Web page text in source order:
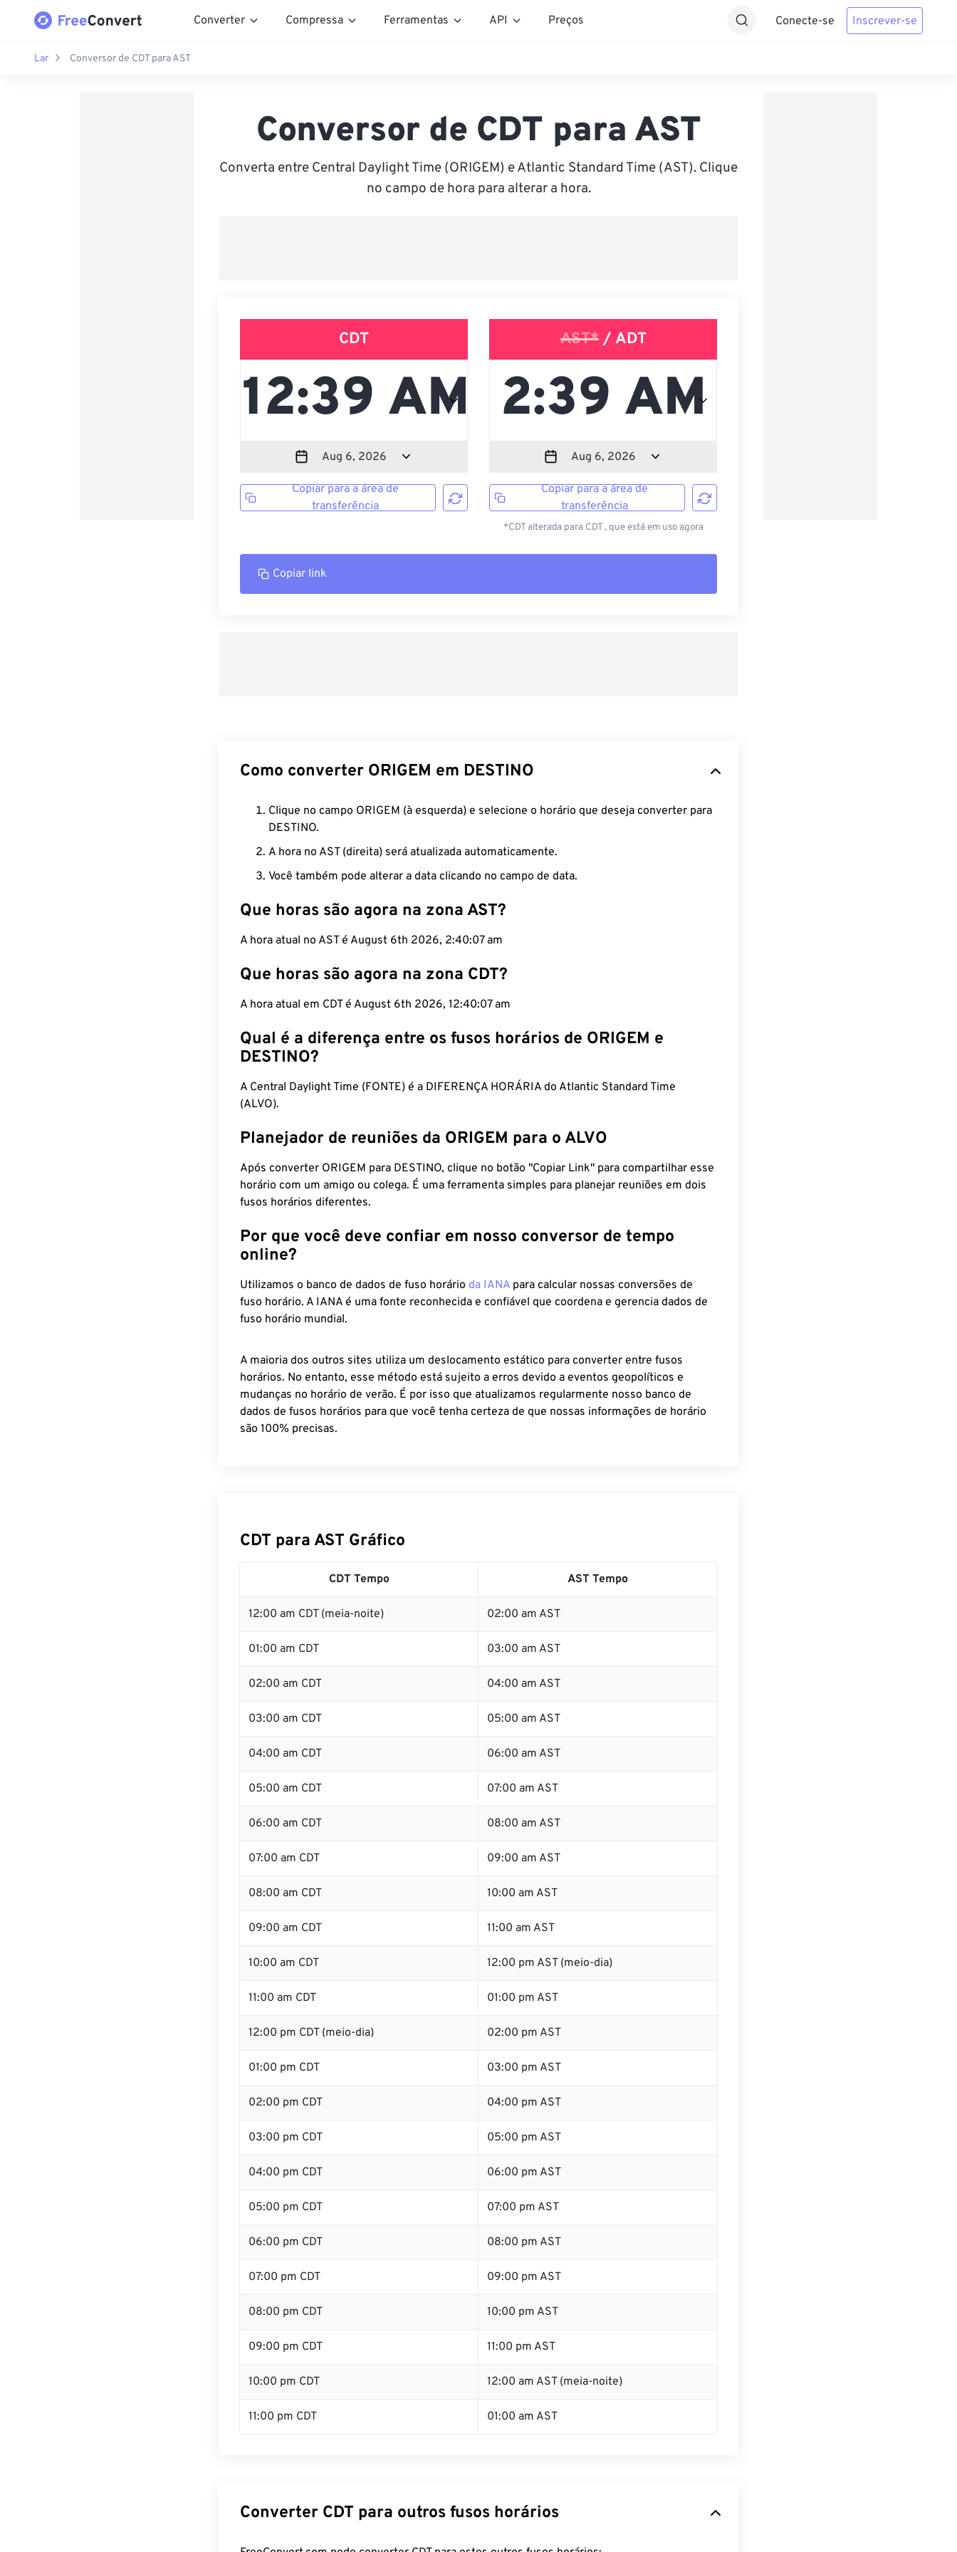
Converter Compressa Ferramentas API Preços Conecte-se Inscrever-se
Lar Conversor de CDT para AST
Conversor de CDT para AST
Converta entre Central Daylight Time (ORIGEM) e Atlantic Standard Time (AST). Clique
no campo de hora para alterar a hora.
CDT
Copiar para a área de
transferência
AST*/ ADT
Copiar para a área de
transferência
*CDT alterada para CDT , que está em uso agora
Copiar link
Como converter ORIGEM em DESTINO
Clique no campo ORIGEM (à esquerda) e selecione o horário que deseja converter para
DESTINO.
A hora no AST (direita) será atualizada automaticamente.
Você também pode alterar a data clicando no campo de data.
Que horas são agora na zona AST?
A hora atual no AST é August 6th 2026, 2:40:08 am
Que horas são agora na zona CDT?
A hora atual em CDT é August 6th 2026, 12:40:08 am
Qual é a diferença entre os fusos horários de ORIGEM e
DESTINO?
A Central Daylight Time (FONTE) é a DIFERENÇA HORÁRIA do Atlantic Standard Time
(ALVO).
Planejador de reuniões da ORIGEM para o ALVO
Após converter ORIGEM para DESTINO, clique no botão "Copiar Link" para compartilhar esse
horário com um amigo ou colega. É uma ferramenta simples para planejar reuniões em dois
fusos horários diferentes.
Por que você deve confiar em nosso conversor de tempo
online?
Utilizamos o banco de dados de fuso horário da IANA para calcular nossas conversões de
fuso horário. A IANA é uma fonte reconhecida e confiável que coordena e gerencia dados de
fuso horário mundial.
A maioria dos outros sites utiliza um deslocamento estático para converter entre fusos
horários. No entanto, esse método está sujeito a erros devido a eventos geopolíticos e
mudanças no horário de verão. É por isso que atualizamos regularmente nosso banco de
dados de fusos horários para que você tenha certeza de que nossas informações de horário
são 100% precisas.
CDT para AST Gráfico
CDT Tempo AST Tempo
12:00 am CDT (meia-noite) 02:00 am AST
01:00 am CDT 03:00 am AST
02:00 am CDT 04:00 am AST
03:00 am CDT 05:00 am AST
04:00 am CDT 06:00 am AST
05:00 am CDT 07:00 am AST
06:00 am CDT 08:00 am AST
07:00 am CDT 09:00 am AST
08:00 am CDT 10:00 am AST
09:00 am CDT 11:00 am AST
10:00 am CDT 12:00 pm AST (meio-dia)
11:00 am CDT 01:00 pm AST
12:00 pm CDT (meio-dia) 02:00 pm AST
01:00 pm CDT 03:00 pm AST
02:00 pm CDT 04:00 pm AST
03:00 pm CDT 05:00 pm AST
04:00 pm CDT 06:00 pm AST
05:00 pm CDT 07:00 pm AST
06:00 pm CDT 08:00 pm AST
07:00 pm CDT 09:00 pm AST
08:00 pm CDT 10:00 pm AST
09:00 pm CDT 11:00 pm AST
10:00 pm CDT 12:00 am AST (meia-noite)
11:00 pm CDT 01:00 am AST
Converter CDT para outros fusos horários